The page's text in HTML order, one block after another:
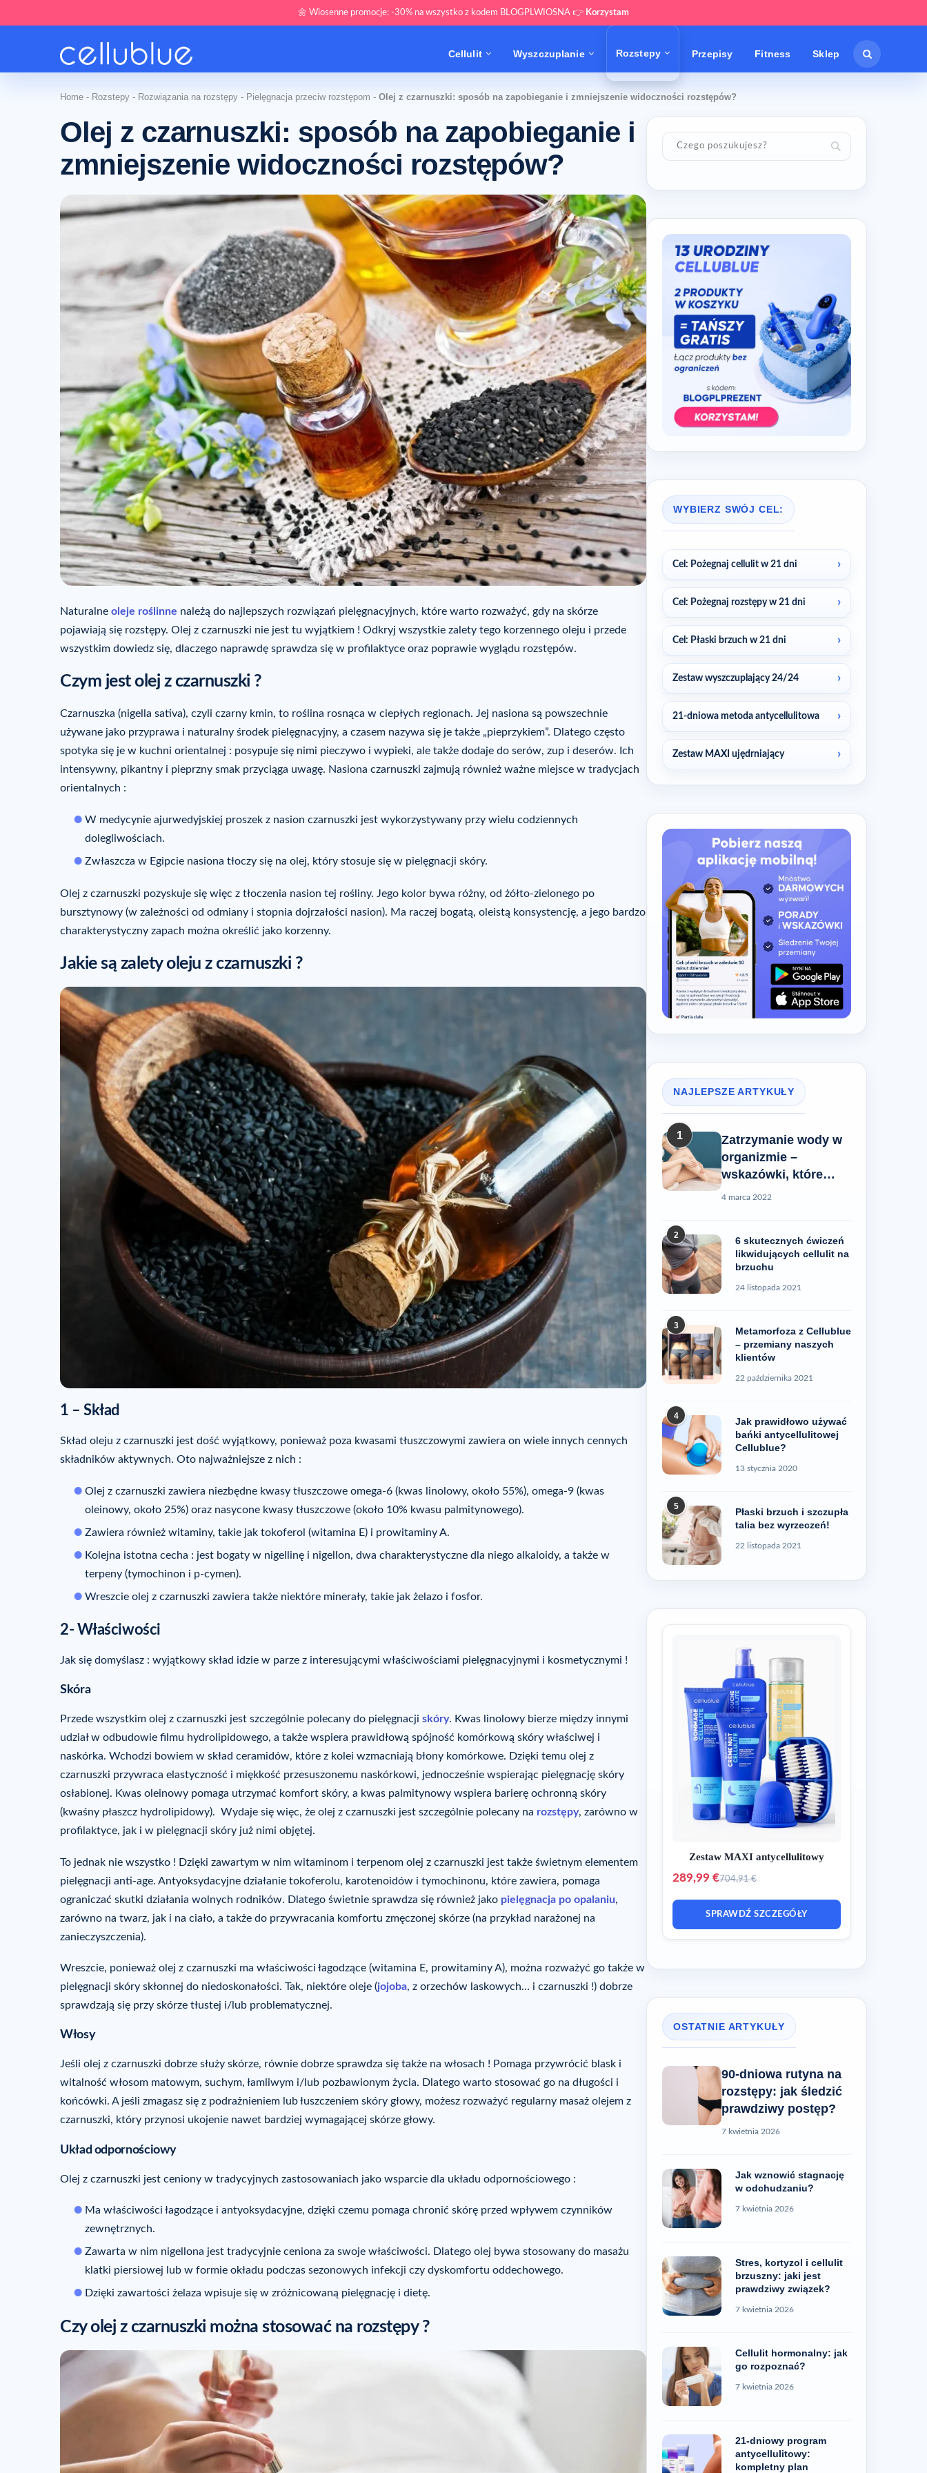
🌼 Wiosenne promocje: -30% na wszystko z kodem BLOGPLWIOSNA 👉 Korzystam
Cellulit Wyszczuplanie Rozstepy Przepisy Fitness Sklep
Home - Rozstepy - Rozwiązania na rozstępy - Pielęgnacja przeciw rozstępom - Olej z czarnuszki: sposób na zapobieganie i zmniejszenie widoczności rozstępów?
Olej z czarnuszki: sposób na zapobieganie i
zmniejszenie widoczności rozstępów?
Naturalne oleje roślinne należą do najlepszych rozwiązań pielęgnacyjnych, które warto rozważyć, gdy na skórze
pojawiają się rozstępy. Olej z czarnuszki nie jest tu wyjątkiem ! Odkryj wszystkie zalety tego korzennego oleju i przede
wszystkim dowiedz się, dlaczego naprawdę sprawdza się w profilaktyce oraz poprawie wyglądu rozstępów.
Czym jest olej z czarnuszki ?
Czarnuszka (nigella sativa), czyli czarny kmin, to roślina rosnąca w ciepłych regionach. Jej nasiona są powszechnie
używane jako przyprawa i naturalny środek pielęgnacyjny, a czasem nazywa się je także „pieprzykiem”. Dlatego często
spotyka się je w kuchni orientalnej : posypuje się nimi pieczywo i wypieki, ale także dodaje do serów, zup i deserów. Ich
intensywny, pikantny i pieprzny smak przyciąga uwagę. Nasiona czarnuszki zajmują również ważne miejsce w tradycjach
orientalnych :
W medycynie ajurwedyjskiej proszek z nasion czarnuszki jest wykorzystywany przy wielu codziennych
dolegliwościach.
Zwłaszcza w Egipcie nasiona tłoczy się na olej, który stosuje się w pielęgnacji skóry.
Olej z czarnuszki pozyskuje się więc z tłoczenia nasion tej rośliny. Jego kolor bywa różny, od żółto-zielonego po
bursztynowy (w zależności od odmiany i stopnia dojrzałości nasion). Ma raczej bogatą, oleistą konsystencję, a jego bardzo
charakterystyczny zapach można określić jako korzenny.
Jakie są zalety oleju z czarnuszki ?
1 – Skład
Skład oleju z czarnuszki jest dość wyjątkowy, ponieważ poza kwasami tłuszczowymi zawiera on wiele innych cennych
składników aktywnych. Oto najważniejsze z nich :
Olej z czarnuszki zawiera niezbędne kwasy tłuszczowe omega-6 (kwas linolowy, około 55%), omega-9 (kwas
oleinowy, około 25%) oraz nasycone kwasy tłuszczowe (około 10% kwasu palmitynowego).
Zawiera również witaminy, takie jak tokoferol (witamina E) i prowitaminy A.
Kolejna istotna cecha : jest bogaty w nigellinę i nigellon, dwa charakterystyczne dla niego alkaloidy, a także w
terpeny (tymochinon i p-cymen).
Wreszcie olej z czarnuszki zawiera także niektóre minerały, takie jak żelazo i fosfor.
2- Właściwości
Jak się domyślasz : wyjątkowy skład idzie w parze z interesującymi właściwościami pielęgnacyjnymi i kosmetycznymi !
Skóra
Przede wszystkim olej z czarnuszki jest szczególnie polecany do pielęgnacji skóry. Kwas linolowy bierze między innymi
udział w odbudowie filmu hydrolipidowego, a także wspiera prawidłową spójność komórkową skóry właściwej i
naskórka. Wchodzi bowiem w skład ceramidów, które z kolei wzmacniają błony komórkowe. Dzięki temu olej z
czarnuszki przywraca elastyczność i miękkość przesuszonemu naskórkowi, jednocześnie wspierając pielęgnację skóry
osłabionej. Kwas oleinowy pomaga utrzymać komfort skóry, a kwas palmitynowy wspiera barierę ochronną skóry
(kwaśny płaszcz hydrolipidowy). Wydaje się więc, że olej z czarnuszki jest szczególnie polecany na rozstępy, zarówno w
profilaktyce, jak i w pielęgnacji skóry już nimi objętej.
To jednak nie wszystko ! Dzięki zawartym w nim witaminom i terpenom olej z czarnuszki jest także świetnym elementem
pielęgnacji anti-age. Antyoksydacyjne działanie tokoferolu, karotenoidów i tymochinonu, które zawiera, pomaga
ograniczać skutki działania wolnych rodników. Dlatego świetnie sprawdza się również jako pielęgnacja po opalaniu,
zarówno na twarz, jak i na ciało, a także do przywracania komfortu zmęczonej skórze (na przykład narażonej na
zanieczyszczenia).
Wreszcie, ponieważ olej z czarnuszki ma właściwości łagodzące (witamina E, prowitaminy A), można rozważyć go także w
pielęgnacji skóry skłonnej do niedoskonałości. Tak, niektóre oleje (jojoba, z orzechów laskowych… i czarnuszki !) dobrze
sprawdzają się przy skórze tłustej i/lub problematycznej.
Włosy
Jeśli olej z czarnuszki dobrze służy skórze, równie dobrze sprawdza się także na włosach ! Pomaga przywrócić blask i
witalność włosom matowym, suchym, łamliwym i/lub pozbawionym życia. Dlatego warto stosować go na długości i
końcówki. A jeśli zmagasz się z podrażnieniem lub łuszczeniem skóry głowy, możesz rozważyć regularny masaż olejem z
czarnuszki, który przynosi ukojenie nawet bardziej wymagającej skórze głowy.
Układ odpornościowy
Olej z czarnuszki jest ceniony w tradycyjnych zastosowaniach jako wsparcie dla układu odpornościowego :
Ma właściwości łagodzące i antyoksydacyjne, dzięki czemu pomaga chronić skórę przed wpływem czynników
zewnętrznych.
Zawarta w nim nigellona jest tradycyjnie ceniona za swoje właściwości. Dlatego olej bywa stosowany do masażu
klatki piersiowej lub w formie okładu podczas sezonowych infekcji czy dyskomfortu oddechowego.
Dzięki zawartości żelaza wpisuje się w zróżnicowaną pielęgnację i dietę.
Czy olej z czarnuszki można stosować na rozstępy ?
WYBIERZ SWÓJ CEL:
Cel: Pożegnaj cellulit w 21 dni
Cel: Pożegnaj rozstępy w 21 dni
Cel: Płaski brzuch w 21 dni
Zestaw wyszczuplający 24/24
21-dniowa metoda antycellulitowa
Zestaw MAXI ujędrniający
NAJLEPSZE ARTYKUŁY
1
Zatrzymanie wody w
organizmie –
wskazówki, które
pomogą Ci rozwiązać
4 marca 2022
2
6 skutecznych ćwiczeń
likwidujących cellulit na
brzuchu
24 listopada 2021
3
Metamorfoza z Cellublue
– przemiany naszych
klientów
22 października 2021
4
Jak prawidłowo używać
bańki antycellulitowej
Cellublue?
13 stycznia 2020
5
Płaski brzuch i szczupła
talia bez wyrzeczeń!
22 listopada 2021
Zestaw MAXI antycellulitowy
289,99 €704,91 €
SPRAWDŹ SZCZEGÓŁY
OSTATNIE ARTYKUŁY
90-dniowa rutyna na
rozstępy: jak śledzić
prawdziwy postęp?
7 kwietnia 2026
Jak wznowić stagnację
w odchudzaniu?
7 kwietnia 2026
Stres, kortyzol i cellulit
brzuszny: jaki jest
prawdziwy związek?
7 kwietnia 2026
Cellulit hormonalny: jak
go rozpoznać?
7 kwietnia 2026
21-dniowy program
antycellulitowy:
kompletny plan